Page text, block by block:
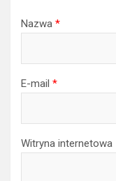
Nazwa *
E-mail *
Witryna internetowa